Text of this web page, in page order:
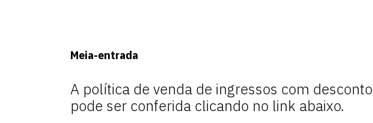
Meia-entrada
A política de venda de ingressos com desconto
pode ser conferida clicando no link abaixo.